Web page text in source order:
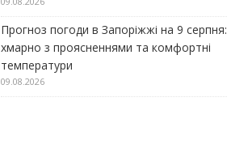
Прогноз погоди в Запоріжжі на 9 серпня:
хмарно з проясненнями та комфортні
температури
09.08.2026